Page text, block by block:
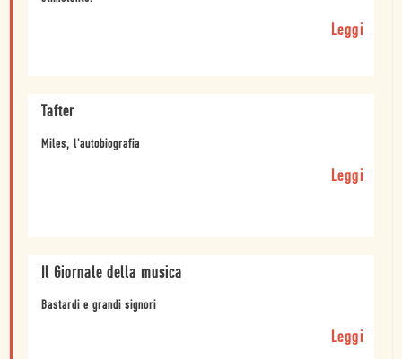
Leggi
Tafter
Miles, l'autobiografia
Leggi
Il Giornale della musica
Bastardi e grandi signori
Leggi